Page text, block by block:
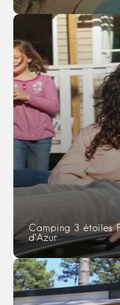
Camping 3 étoiles
d’Azur